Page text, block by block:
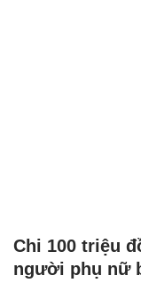
Chi 100 triệu
người phụ nữ